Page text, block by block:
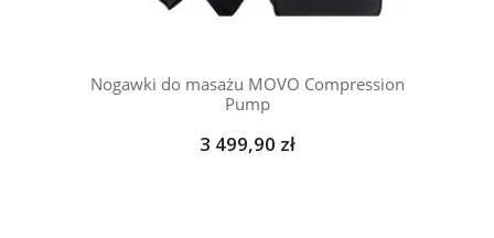
Nogawki do masażu MOVO Compression
Pump
3 499,90 zł